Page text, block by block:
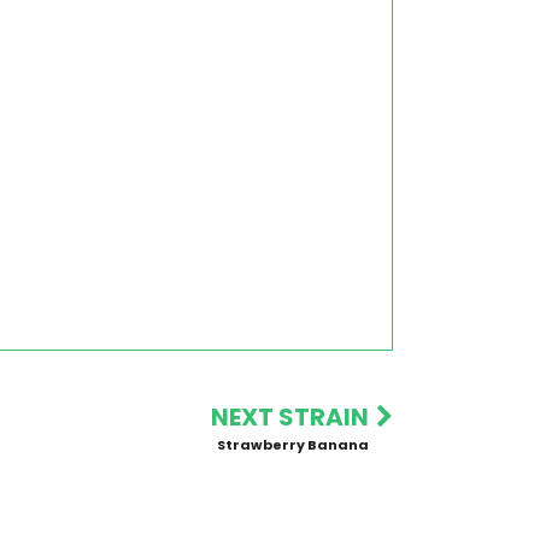
NEXT STRAIN
Strawberry Banana